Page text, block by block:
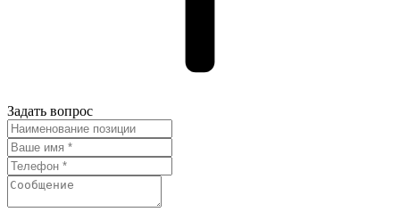
Задать вопрос